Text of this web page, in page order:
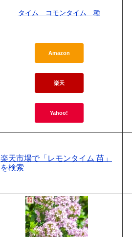
タイム コモンタイム 種
Amazon
楽天
Yahoo!
楽天市場で「レモンタイム 苗」
を検索